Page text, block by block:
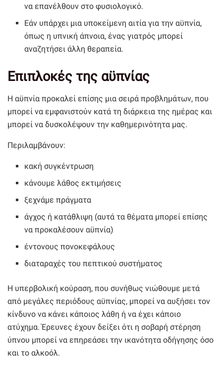
να επανέλθουν στο φυσιολογικό.
Εάν υπάρχει μια υποκείμενη αιτία για την αϋπνία,
όπως η υπνική άπνοια, ένας γιατρός μπορεί
αναζητήσει άλλη θεραπεία.
Επιπλοκές της αϋπνίας
Η αϋπνία προκαλεί επίσης μια σειρά προβλημάτων, που
μπορεί να εμφανιστούν κατά τη διάρκεια της ημέρας και
μπορεί να δυσκολέψουν την καθημερινότητα μας.
Περιλαμβάνουν:
κακή συγκέντρωση
κάνουμε λάθος εκτιμήσεις
ξεχνάμε πράγματα
άγχος ή κατάθλιψη (αυτά τα θέματα μπορεί επίσης
να προκαλέσουν αϋπνία)
έντονους πονοκεφάλους
διαταραχές του πεπτικού συστήματος
Η υπερβολική κούραση, που συνήθως νιώθουμε μετά
από μεγάλες περιόδους αϋπνίας, μπορεί να αυξήσει τον
κίνδυνο να κάνει κάποιος λάθη ή να έχει κάποιο
ατύχημα. Έρευνες έχουν δείξει ότι η σοβαρή στέρηση
ύπνου μπορεί να επηρεάσει την ικανότητα οδήγησης όσο
και το αλκοόλ.